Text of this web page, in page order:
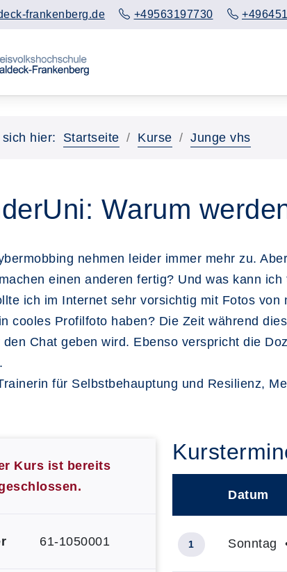
frankenberg.de +49563197730
hier: Startseite Kurse Junge vhs
Warum
nehmen leider immer mehr zu.
einen anderen fertig? Und was kann
ich im Internet sehr vorsichtig mit Fotos
cooles Profilfoto haben? Die Zeit während
Chat geben wird. Ebenso verspricht die
für Selbstbehauptung und Resilienz,
Kurs ist bereits
61-1050001
Datum
1 Sonntag